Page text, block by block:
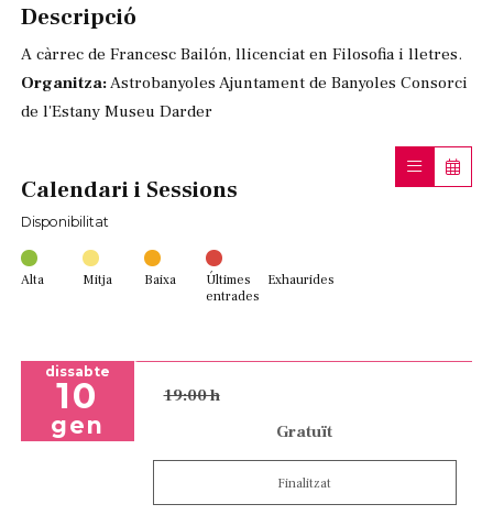
Descripció
A càrrec de Francesc Bailón, llicenciat en Filosofia i lletres.
Organitza:Astrobanyoles Ajuntament de Banyoles Consorci
de l'Estany Museu Darder
Calendari i Sessions
Disponibilitat
Alta Mitja Baixa
Últimes
entrades
Exhaurides
dissabte
10
gen
19:00 h
Gratuït
Finalitzat